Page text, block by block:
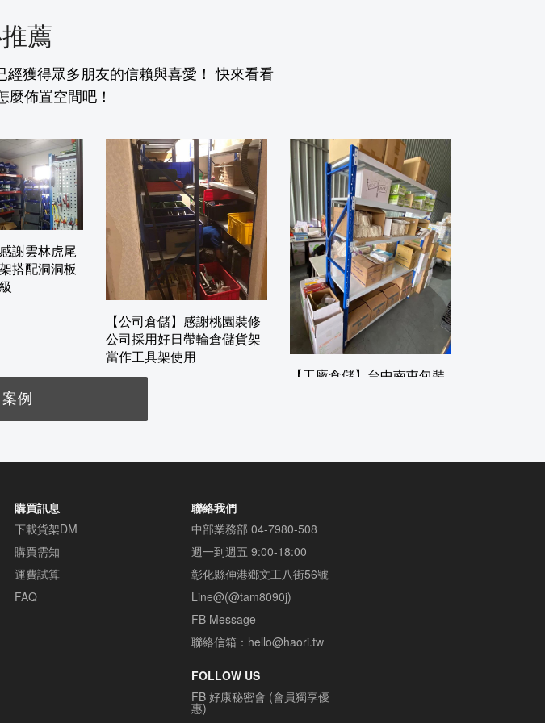
薦
獲得眾多朋友的信賴與喜愛！ 快來看看
麼佈置空間吧！
謝雲林虎尾
搭配洞洞板
【公司倉儲】感謝桃園裝修
公司採用好日帶輪倉儲貨架
當作工具架使用
【工廠倉儲】台中南屯包裝
例
購買訊息
下載貨架DM
購買需知
運費試算
FAQ
聯絡我們
中部業務部 04-7980-508
週一到週五 9:00-18:00
彰化縣伸港鄉文工八街56號
Line@(@tam8090j)
FB Message
聯絡信箱： hello@haori.tw
FOLLOW US
FB 好康秘密會 (會員獨享優
惠)